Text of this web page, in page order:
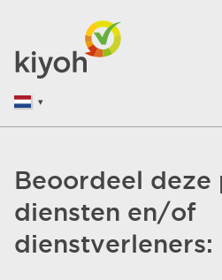
Beoordeel deze
diensten en/of
dienstverleners: